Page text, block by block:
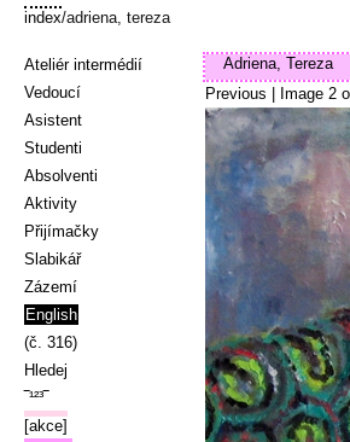
index/adriena, tereza
Ateliér intermédií
Vedoucí
Asistent
Studenti
Absolventi
Aktivity
Přijímačky
Slabikář
Zázemí
English
(č. 316)
Hledej
‾¹²³‾
[akce]
Adriena, Tereza
Previous | Image 2